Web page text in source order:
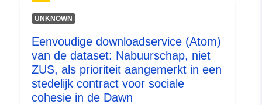
prioritaire gebieden CUCS kunnen zijn:- wijken die zijn
geclassificeerd als een gevoelig stedelijk gebied (ZUS)
omtrek van de ZUS, of,- districten die niet als ZUS zijn
ingedeeld en waarvan de perimeter specifiek is voor elke
CUCS (de perimeter van CUCS niet-ZUS-districten heeft
geen wettelijke maar contractuele basis).Deze gegevens
bevatten uitsluitend niet-ZUS-wijken die als prioriteit zijn
UNKNOWN
Eenvoudige downloadservice (Atom)
van de dataset: Nabuurschap, niet
ZUS, als prioriteit aangemerkt in een
stedelijk contract voor sociale
cohesie in de Dawn